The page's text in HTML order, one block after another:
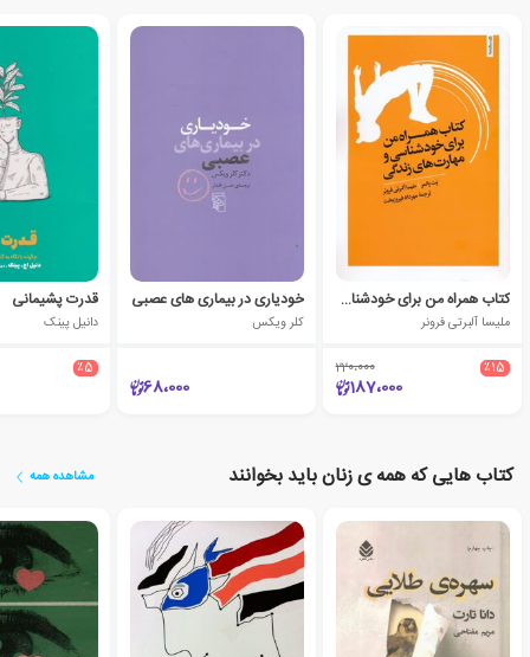
کتاب همراه من برای خودشناسی و مهارت های زندگی
ملیسا آلبرتی فرونر
٪15 220،000
187،000
خودیاری در بیماری های عصبی
کلر ویکس
68،000
قدرت پشیمانی
دانیل پینک
٪5
کتاب هایی که همه ی زنان باید بخوانند مشاهده همه